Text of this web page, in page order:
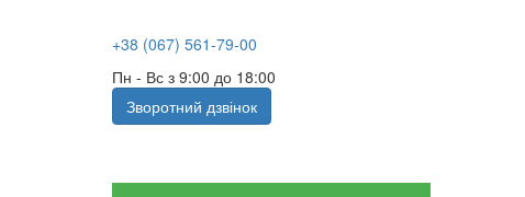
+38 (067) 561-79-00
Пн - Вс з 9:00 до 18:00
Зворотний дзвінок